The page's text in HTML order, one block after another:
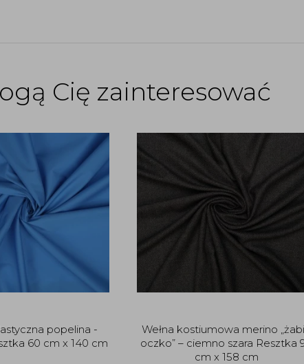
Cię zainteresować
popelina -
60 cm x 140 cm
Wełna kostiumowa merino
oczko” – ciemno szara Resztka
cm x 158 cm